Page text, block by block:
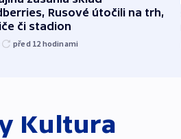
Rusové útočili na trh,
či stadion
před 12 hodinami
Kultura